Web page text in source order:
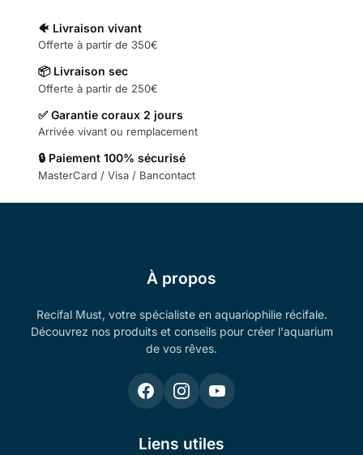
🐠 Livraison vivant
Offerte à partir de 350€
📦 Livraison sec
Offerte à partir de 250€
✅ Garantie coraux 2 jours
Arrivée vivant ou remplacement
🔒 Paiement 100% sécurisé
MasterCard / Visa / Bancontact
À propos
Recifal Must, votre spécialiste en aquariophilie récifale.
Découvrez nos produits et conseils pour créer l'aquarium
de vos rêves.
Liens utiles